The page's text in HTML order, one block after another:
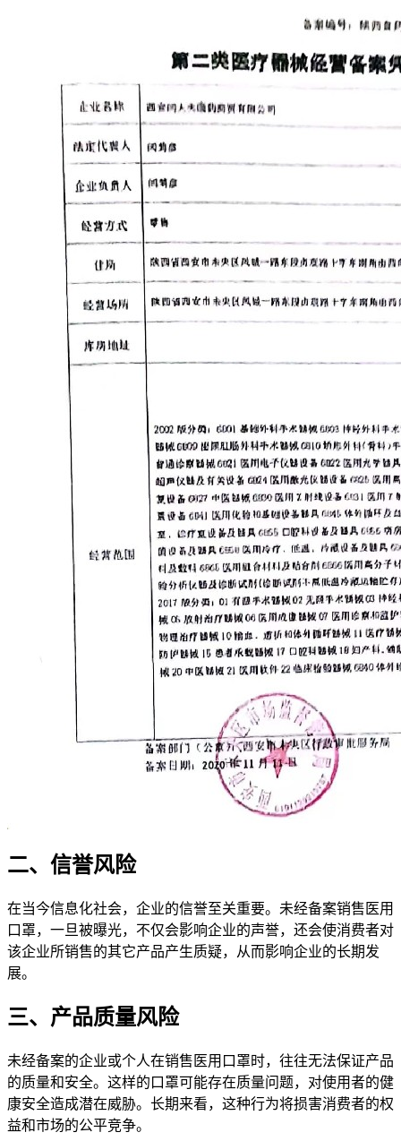
二、信誉风险
在当今信息化社会，企业的信誉至关重要。未经备案销售医用
口罩，一旦被曝光，不仅会影响企业的声誉，还会使消费者对
该企业所销售的其它产品产生质疑，从而影响企业的长期发
展。
三、产品质量风险
未经备案的企业或个人在销售医用口罩时，往往无法保证产品
的质量和安全。这样的口罩可能存在质量问题，对使用者的健
康安全造成潜在威胁。长期来看，这种行为将损害消费者的权
益和市场的公平竞争。